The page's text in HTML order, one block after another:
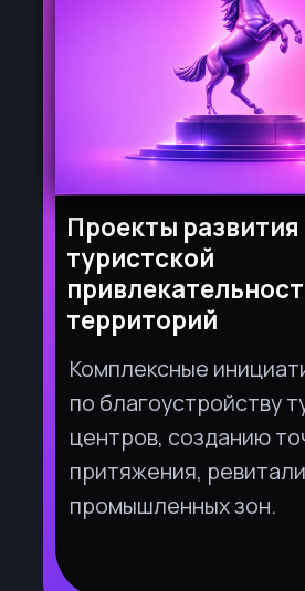
Экологические практики в
Идеи и реализованные проекты
в сфере экотуризма, создание
экологических троп, внедрение
принципов устойчивого развития
и ресурсосберегающих
технологий
в работу туристских объектов
и предприятий.